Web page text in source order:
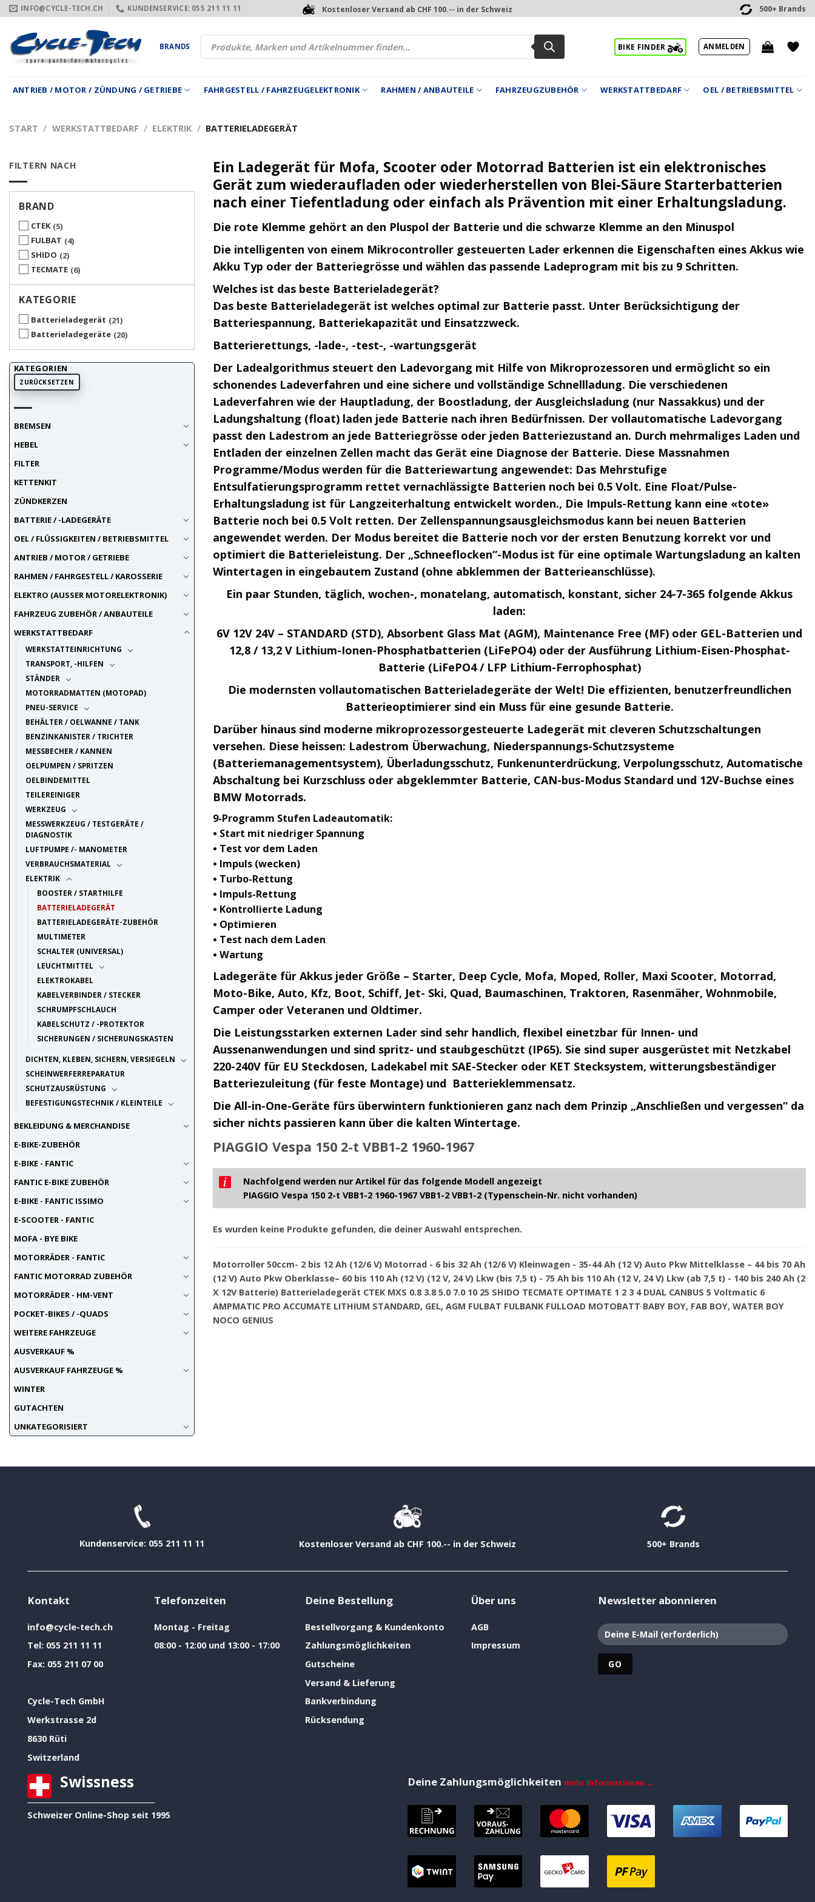
Zum
Inhalt
springen
INFO@CYCLE-TECH.CH KUNDENSERVICE: 055 211 11 11 Kostenloser Versand ab CHF 100.-- in der Schweiz 500+ Brands
BRANDS
Products
search
BIKE FINDER ANMELDEN
ANTRIEB / MOTOR / ZÜNDUNG / GETRIEBE FAHRGESTELL / FAHRZEUGELEKTRONIK RAHMEN / ANBAUTEILE FAHRZEUGZUBEHÖR WERKSTATTBEDARF OEL / BETRIEBSMITTEL
START / WERKSTATTBEDARF / ELEKTRIK / BATTERIELADEGERÄT
FILTERN NACH
BRAND
CTEK 5
FULBAT
4
SHIDO
2
TECMATE 6
KATEGORIE
Batterieladegerät
21
Batterieladegeräte 20
KATEGORIEN
ZURÜCKSETZEN
BREMSEN
HEBEL
FILTER
KETTENKIT
ZÜNDKERZEN
BATTERIE / -LADEGERÄTE
OEL / FLÜSSIGKEITEN / BETRIEBSMITTEL
ANTRIEB / MOTOR / GETRIEBE
RAHMEN / FAHRGESTELL / KAROSSERIE
ELEKTRO (AUSSER MOTORELEKTRONIK)
FAHRZEUG ZUBEHÖR / ANBAUTEILE
WERKSTATTBEDARF
WERKSTATTEINRICHTUNG
TRANSPORT, -HILFEN
STÄNDER
MOTORRADMATTEN (MOTOPAD)
PNEU-SERVICE
BEHÄLTER / OELWANNE / TANK
BENZINKANISTER / TRICHTER
MESSBECHER / KANNEN
OELPUMPEN / SPRITZEN
OELBINDEMITTEL
TEILEREINIGER
WERKZEUG
MESSWERKZEUG / TESTGERÄTE /
DIAGNOSTIK
LUFTPUMPE /- MANOMETER
VERBRAUCHSMATERIAL
ELEKTRIK
BOOSTER / STARTHILFE
BATTERIELADEGERÄT
BATTERIELADEGERÄTE-ZUBEHÖR
MULTIMETER
SCHALTER (UNIVERSAL)
LEUCHTMITTEL
ELEKTROKABEL
KABELVERBINDER / STECKER
SCHRUMPFSCHLAUCH
KABELSCHUTZ / -PROTEKTOR
SICHERUNGEN / SICHERUNGSKASTEN
DICHTEN, KLEBEN, SICHERN, VERSIEGELN
SCHEINWERFERREPARATUR
SCHUTZAUSRÜSTUNG
BEFESTIGUNGSTECHNIK / KLEINTEILE
BEKLEIDUNG & MERCHANDISE
E-BIKE-ZUBEHÖR
E-BIKE - FANTIC
FANTIC E-BIKE ZUBEHÖR
E-BIKE - FANTIC ISSIMO
E-SCOOTER - FANTIC
MOFA - BYE BIKE
MOTORRÄDER - FANTIC
FANTIC MOTORRAD ZUBEHÖR
MOTORRÄDER - HM-VENT
POCKET-BIKES / -QUADS
WEITERE FAHRZEUGE
AUSVERKAUF %
AUSVERKAUF FAHRZEUGE %
WINTER
GUTACHTEN
UNKATEGORISIERT
Ein Ladegerät für Mofa, Scooter oder Motorrad Batterien ist ein elektronisches
Gerät zum wiederaufladen oder wiederherstellen von Blei-Säure Starterbatterien
nach einer Tiefentladung oder einfach als Prävention mit einer Erhaltungsladung.
Die rote Klemme gehört an den Pluspol der Batterie und die schwarze Klemme an den Minuspol
Die intelligenten von einem Mikrocontroller gesteuerten Lader erkennen die Eigenschaften eines Akkus wie
Akku Typ oder der Batteriegrösse und wählen das passende Ladeprogram mit bis zu 9 Schritten.
Welches ist das beste Batterieladegerät?
Das beste Batterieladegerät ist welches optimal zur Batterie passt. Unter Berücksichtigung der
Batteriespannung, Batteriekapazität und Einsatzzweck.
Batterierettungs, -lade-, -test-, -wartungsgerät
Der Ladealgorithmus steuert den Ladevorgang mit Hilfe von Mikroprozessoren und ermöglicht so ein
schonendes Ladeverfahren und eine sichere und vollständige Schnellladung. Die verschiedenen
Ladeverfahren wie der Hauptladung, der Boostladung, der Ausgleichsladung (nur Nassakkus) und der
Ladungshaltung (float) laden jede Batterie nach ihren Bedürfnissen. Der vollautomatische Ladevorgang
passt den Ladestrom an jede Batteriegrösse oder jeden Batteriezustand an. Durch mehrmaliges Laden und
Entladen der einzelnen Zellen macht das Gerät eine Diagnose der Batterie. Diese Massnahmen
Programme/Modus werden für die Batteriewartung angewendet: Das Mehrstufige
Entsulfatierungsprogramm rettet vernachlässigte Batterien noch bei 0.5 Volt. Eine Float/Pulse-
Erhaltungsladung ist für Langzeiterhaltung entwickelt worden., Die Impuls-Rettung kann eine «tote»
Batterie noch bei 0.5 Volt retten. Der Zellenspannungsausgleichsmodus kann bei neuen Batterien
angewendet werden. Der Modus bereitet die Batterie noch vor der ersten Benutzung korrekt vor und
optimiert die Batterieleistung. Der „Schneeflocken“-Modus ist für eine optimale Wartungsladung an kalten
Wintertagen in eingebautem Zustand (ohne abklemmen der Batterieanschlüsse).
Ein paar Stunden, täglich, wochen-, monatelang, automatisch, konstant, sicher 24-7-365 folgende Akkus
laden:
6V 12V 24V – STANDARD (STD), Absorbent Glass Mat (AGM), Maintenance Free (MF) oder GEL-Batterien und
12,8 / 13,2 V Lithium-Ionen-Phosphatbatterien (LiFePO4) oder der Ausführung Lithium-Eisen-Phosphat-
Batterie (LiFePO4 / LFP Lithium-Ferrophosphat)
Die modernsten vollautomatischen Batterieladegeräte der Welt! Die effizienten, benutzerfreundlichen
Batterieoptimierer sind ein Muss für eine gesunde Batterie.
Darüber hinaus sind moderne mikroprozessorgesteuerte Ladegerät mit cleveren Schutzschaltungen
versehen. Diese heissen: Ladestrom Überwachung, Niederspannungs-Schutzsysteme
(Batteriemanagementsystem), Überladungsschutz, Funkenunterdrückung, Verpolungsschutz, Automatische
Abschaltung bei Kurzschluss oder abgeklemmter Batterie, CAN-bus-Modus Standard und 12V-Buchse eines
BMW Motorrads.
9-Programm Stufen Ladeautomatik:
• Start mit niedriger Spannung
• Test vor dem Laden
• Impuls (wecken)
• Turbo-Rettung
• Impuls-Rettung
• Kontrollierte Ladung
• Optimieren
• Test nach dem Laden
• Wartung
Ladegeräte für Akkus jeder Größe – Starter, Deep Cycle, Mofa, Moped, Roller, Maxi Scooter, Motorrad,
Moto-Bike, Auto, Kfz, Boot, Schiff, Jet- Ski, Quad, Baumaschinen, Traktoren, Rasenmäher, Wohnmobile,
Camper oder Veteranen und Oldtimer.
Die Leistungsstarken externen Lader sind sehr handlich, flexibel einetzbar für Innen- und
Aussenanwendungen und sind spritz- und staubgeschützt (IP65). Sie sind super ausgerüstet mit Netzkabel
220-240V für EU Steckdosen, Ladekabel mit SAE-Stecker oder KET Stecksystem, witterungsbeständiger
Batteriezuleitung (für feste Montage) und Batterieklemmensatz.
Die All-in-One-Geräte fürs überwintern funktionieren ganz nach dem Prinzip „Anschließen und vergessen“ da
sicher nichts passieren kann über die kalten Wintertage.
PIAGGIO Vespa 150 2-t VBB1-2 1960-1967
Nachfolgend werden nur Artikel für das folgende Modell angezeigt
PIAGGIO Vespa 150 2-t VBB1-2 1960-1967 VBB1-2 VBB1-2 (Typenschein-Nr. nicht vorhanden)
Es wurden keine Produkte gefunden, die deiner Auswahl entsprechen.
Motorroller 50ccm- 2 bis 12 Ah (12/6 V) Motorrad - 6 bis 32 Ah (12/6 V) Kleinwagen - 35-44 Ah (12 V) Auto Pkw Mittelklasse – 44 bis 70 Ah
(12 V) Auto Pkw Oberklasse– 60 bis 110 Ah (12 V) (12 V, 24 V) Lkw (bis 7,5 t) - 75 Ah bis 110 Ah (12 V, 24 V) Lkw (ab 7,5 t) - 140 bis 240 Ah (2
X 12V Batterie) Batterieladegerät CTEK MXS 0.8 3.8 5.0 7.0 10 25 SHIDO TECMATE OPTIMATE 1 2 3 4 DUAL CANBUS 5 Voltmatic 6
AMPMATIC PRO ACCUMATE LITHIUM STANDARD, GEL, AGM FULBAT FULBANK FULLOAD MOTOBATT BABY BOY, FAB BOY, WATER BOY
NOCO GENIUS
Kundenservice: 055 211 11 11 Kostenloser Versand ab CHF 100.-- in der Schweiz 500+ Brands
Kontakt
info@cycle-tech.ch
Tel: 055 211 11 11
Fax: 055 211 07 00
Cycle-Tech GmbH
Werkstrasse 2d
8630 Rüti
Switzerland
Telefonzeiten
Montag - Freitag
08:00 - 12:00 und 13:00 - 17:00
Deine Bestellung
Bestellvorgang & Kundenkonto
Zahlungsmöglichkeiten
Gutscheine
Versand & Lieferung
Bankverbindung
Rücksendung
Über uns
AGB
Impressum
Newsletter abonnieren
Swissness
Schweizer Online-Shop seit 1995
Deine Zahlungsmöglichkeiten mehr Informationen →